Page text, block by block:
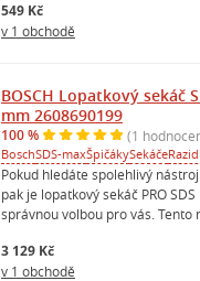
549 Kč
v 1 obchodě
BOSCH Lopatkový sekáč
mm 2608690199
100 % (1
BoschSDS-maxŠpičákySekáče
Pokud hledáte spolehlivý
pak je lopatkový sekáč PRO
správnou volbou pro vás. Tento
3 129 Kč
v 1 obchodě